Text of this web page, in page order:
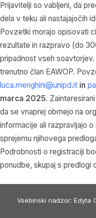
Prijavitelji so vabljeni, da
dela v teku ali nastajajočih
Povzetki morajo opisovati
rezultate in razpravo (do
pripadnost vseh
trenutno član EAWOP.
luca.menghini@unipd.it in
marca 2025.
da se vnaprej obrnejo na
informacije ali razpravljajo
sprejemu njihovega
Podrobnosti o registraciji
ponudbe, skupaj s predlogi
Vsebinski nadzor: Edyta